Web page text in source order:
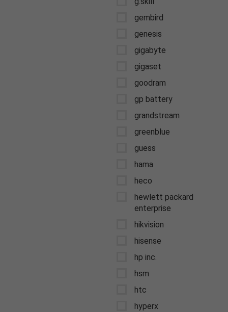
gembird
genesis
gigabyte
gigaset
goodram
gp battery
grandstream
greenblue
guess
hama
heco
hewlett packard
enterprise
hikvision
hisense
hp inc.
hsm
htc
hyperx